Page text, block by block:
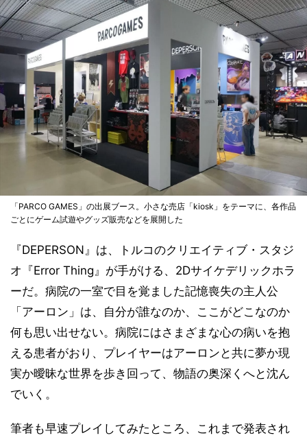
「PARCO GAMES」の出展ブース。小さな売店「kiosk」をテーマに、各作品
ごとにゲーム試遊やグッズ販売などを展開した
『DEPERSON』は、トルコのクリエイティブ・スタジ
オ『Error Thing』が手がける、2Dサイケデリックホラ
ーだ。病院の一室で目を覚ました記憶喪失の主人公
「アーロン」は、自分が誰なのか、ここがどこなのか
何も思い出せない。病院にはさまざまな心の病いを抱
える患者がおり、プレイヤーはアーロンと共に夢か現
実か曖昧な世界を歩き回って、物語の奥深くへと沈ん
でいく。
筆者も早速プレイしてみたところ、これまで発表され